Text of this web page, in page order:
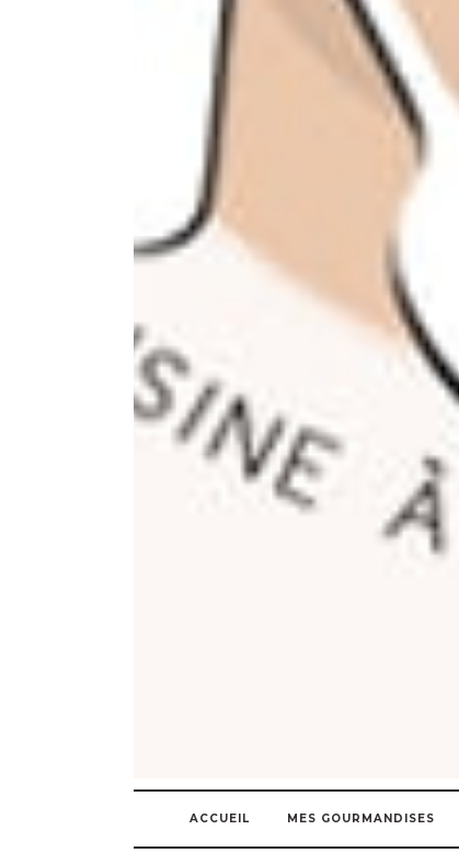
ACCUEIL MES GOURMANDISES